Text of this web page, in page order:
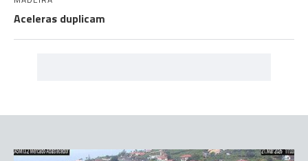
Aceleras duplicam